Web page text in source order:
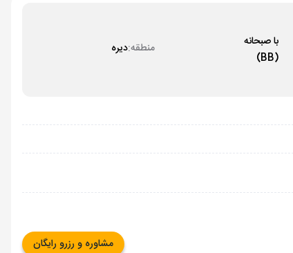
با صبحانه
(BB)
منطقه:دیره
مشاوره و رزرو رایگان